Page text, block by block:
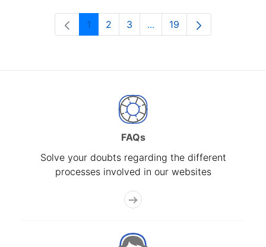
Page
1 Page
2 Page
3 ...Intermediate Pages Use
Page
19
FAQs
Solve your doubts regarding the different
processes involved in our websites